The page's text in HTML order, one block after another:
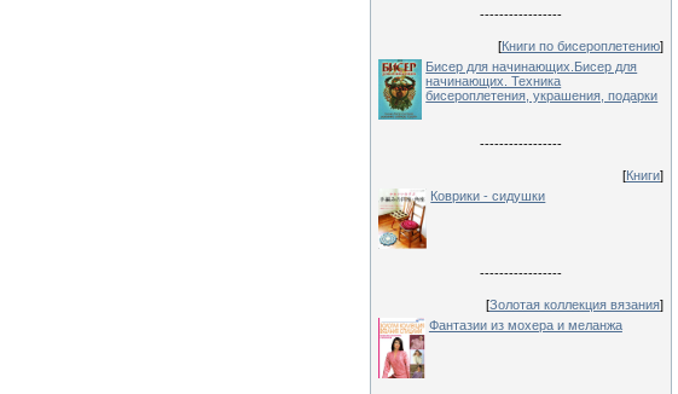
-----------------
[Книги по бисероплетению]
Бисер для начинающих.Бисер для
начинающих. Техника
бисероплетения, украшения, подарки
-----------------
[Книги]
Коврики - сидушки
-----------------
[Золотая коллекция вязания]
Фантазии из мохера и меланжа